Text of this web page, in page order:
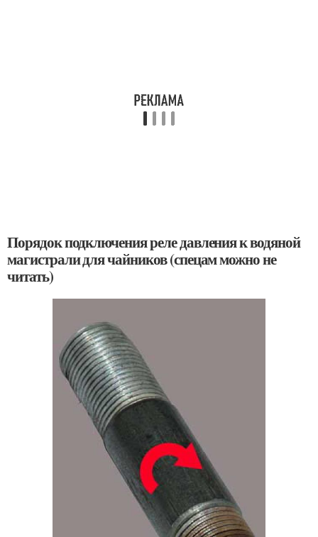
Порядок подключения реле давления к водяной
магистрали для чайников (спецам можно не
читать)